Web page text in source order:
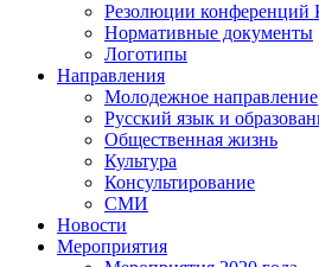
Резолюции
Нормативные документы
Логотипы
Направления
Молодежное направление
Русский язык и
Общественная жизнь
Культура
Консультирование
СМИ
Новости
Мероприятия